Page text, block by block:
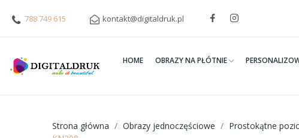
788 749 615 kontakt@digitaldruk.pl
HOME OBRAZY NA PŁÓTNIE
Strona główna Obrazy jednoczęściowe Prostokątne